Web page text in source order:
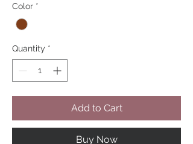
Color *
Quantity *
Add to Cart
Buy Now